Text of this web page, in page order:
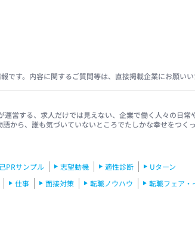
です。内容に関するご質問等は、直接掲載企業にお願い
営する、求人だけでは見えない、企業で働く人々の日
から、誰も気づいていないところでたしかな幸せをつく
PRサンプル 志望動機 適性診断
Uターン
仕事 面接対策 転職ノウハウ 転職フェア・